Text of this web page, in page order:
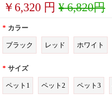
￥ 6,320 円 ¥ 6,820円
* カラー
ブラック レッド ホワイト
* サイズ
ペット1 ペット2 ペット3